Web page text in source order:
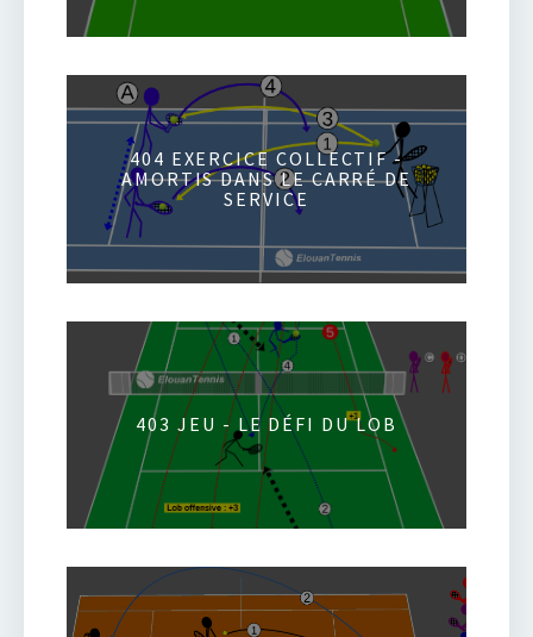
404 EXERCICE COLLECTIF -
AMORTIS DANS LE CARRÉ DE
SERVICE
403 JEU - LE DÉFI DU LOB